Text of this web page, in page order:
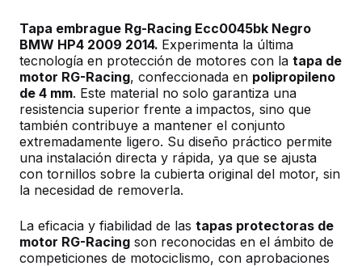
Tapa embrague Rg-Racing Ecc0045bk Negro
BMW HP4 2009 2014. Experimenta la última
tecnología en protección de motores con la tapa de
motor RG-Racing, confeccionada en polipropileno
de 4 mm. Este material no solo garantiza una
resistencia superior frente a impactos, sino que
también contribuye a mantener el conjunto
extremadamente ligero. Su diseño práctico permite
una instalación directa y rápida, ya que se ajusta
con tornillos sobre la cubierta original del motor, sin
la necesidad de removerla.
La eficacia y fiabilidad de las tapas protectoras de
motor RG-Racing son reconocidas en el ámbito de
competiciones de motociclismo, con aprobaciones